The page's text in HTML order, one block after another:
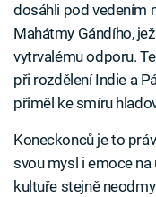
dosáhli pod vedením
Mahátmy Gándího,
vytrvalému odporu.
při rozdělení Indie a
přiměl ke smíru
Koneckonců je to
svou mysl i emoce
kultuře stejně